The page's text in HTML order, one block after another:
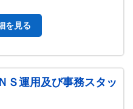
を見る
Ｓ運用及び事務スタッ